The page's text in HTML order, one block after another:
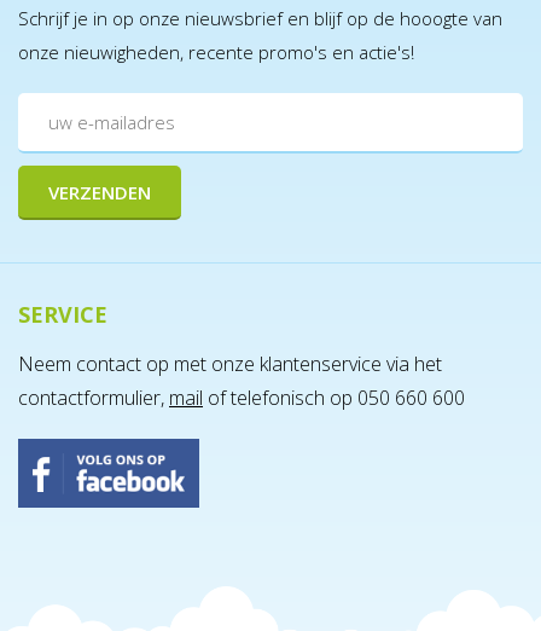
Schrijf je in op onze nieuwsbrief en blijf op de hooogte van
onze nieuwigheden, recente promo's en actie's!
SERVICE
Neem contact op met onze klantenservice via het
contactformulier, mail of telefonisch op 050 660 600